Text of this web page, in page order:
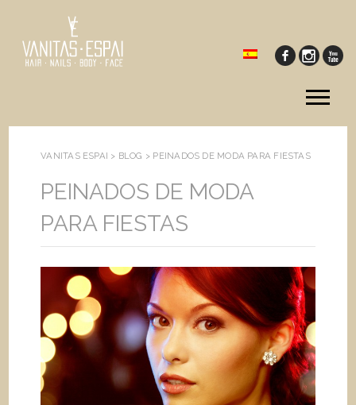
VANITAS ESPAI > BLOG > PEINADOS DE MODA PARA FIESTAS
PEINADOS DE MODA
PARA FIESTAS